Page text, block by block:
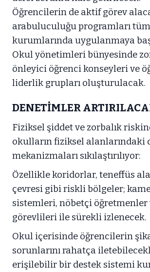
Öğrencilerin de aktif görev
arabuluculuğu programları
kurumlarında uygulanmaya
Okul yönetimleri bünyesinde
önleyici öğrenci konseyleri ve
liderlik grupları oluşturulacak.
DENETİMLER
Fiziksel şiddet ve zorbalık
okulların fiziksel alanlarındaki
mekanizmaları sıkılaştırılıyor:
Özellikle koridorlar, teneffüs
çevresi gibi riskli bölgeler;
sistemleri, nöbetçi
görevlileri ile sürekli izlenecek.
Okul içerisinde öğrencilerin
sorunlarını rahatça
erişilebilir bir destek sistemi